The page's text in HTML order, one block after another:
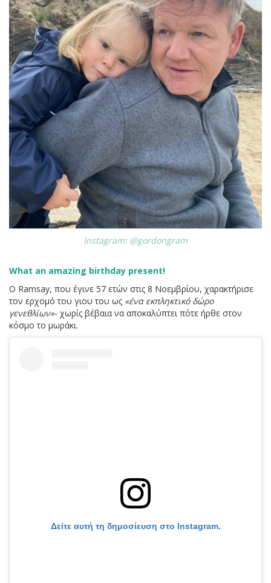
Instagram: @gordongram
What an amazing birthday present!
Ο Ramsay, που έγινε 57 ετών στις 8 Νοεμβρίου, χαρακτήρισε
τον ερχομό του γιου του ως «ένα εκπληκτικό δώρο
γενεθλίων»- χωρίς βέβαια να αποκαλύπτει πότε ήρθε στον
κόσμο το μωράκι.
Δείτε αυτή τη δημοσίευση στο Instagram.